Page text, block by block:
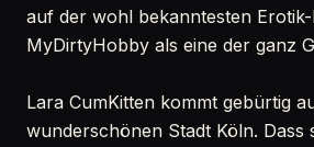
auf der wohl bekanntesten
MyDirtyHobby als eine der ganz
Lara CumKitten kommt gebürtig
wunderschönen Stadt Köln. Dass